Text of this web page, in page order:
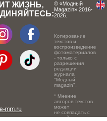
ЖИЗНЬ,
mm.ru
© «Модный
Magazin» 2016-
2026.
Копирование
текстов и
воспроизведение
фотоматериалов
- только с
разрешения
редакции
журнала
"Модный
magazin".
* Мнение
авторов текстов
может
не совпадать с
точкой зрения